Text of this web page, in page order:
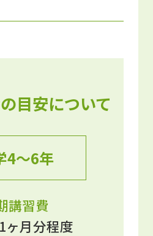
目安について
4〜6年
講習費
ヶ月分程度